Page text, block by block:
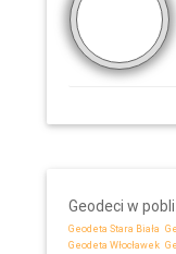
Geodeci w
Geodeta Stara Biała
Geodeta Włocławek